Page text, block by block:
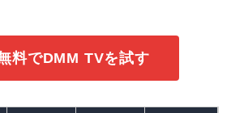
料でDMM TVを試す